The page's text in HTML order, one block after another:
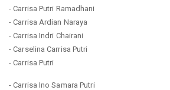
- Carrisa Putri Ramadhani
- Carrisa Ardian Naraya
- Carrisa Indri Chairani
- Carselina Carrisa Putri
- Carrisa Putri
- Carrisa Ino Samara Putri